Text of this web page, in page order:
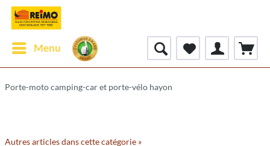
Menu
Porte-moto camping-car et porte-vélo hayon
Autres articles dans cette catégorie »